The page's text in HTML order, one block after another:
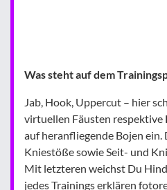
Was steht auf dem
Jab, Hook, Uppercut – hier
virtuellen Fäusten
auf heranfliegende Bojen
Kniestöße sowie Seit- und
Mit letzteren weichst Du
jedes Trainings erklären